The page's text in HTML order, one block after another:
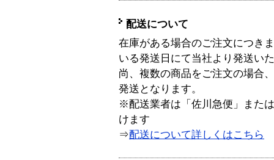
配送について
在庫がある場合のご注文につき
いる発送日にて当社より発送い
尚、複数の商品をご注文の場合
発送となります。
※配送業者は「佐川急便」また
けます
⇒配送について詳しくはこちら